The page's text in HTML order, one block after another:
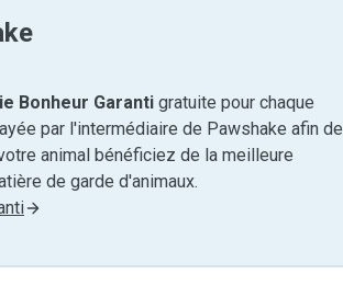
Bonheur Garanti gratuite pour chaque
par l'intermédiaire de Pawshake afin de
animal bénéficiez de la meilleure
de garde d'animaux.